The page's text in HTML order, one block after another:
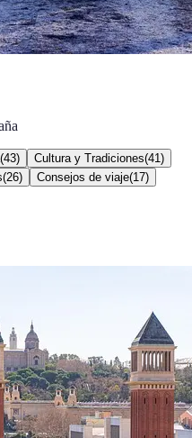
(43) Cultura y Tradiciones(41 )
(26) Consejos de viaje(17)